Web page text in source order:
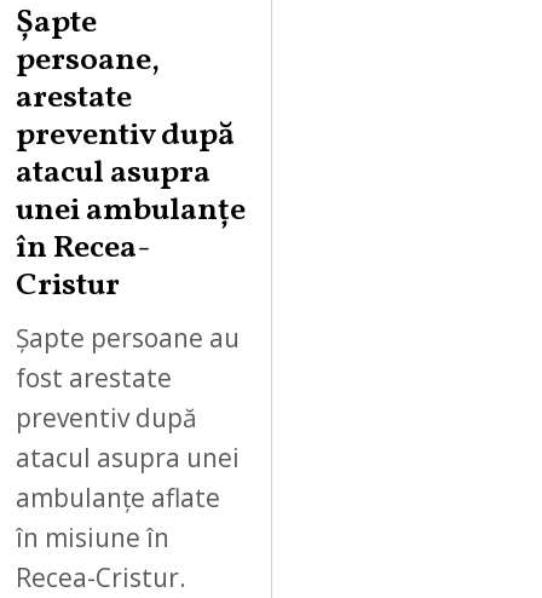
Șapte
persoane,
arestate
preventiv după
atacul asupra
unei ambulanțe
în Recea-
Cristur
Șapte persoane au
fost arestate
preventiv după
atacul asupra unei
ambulanțe aflate
în misiune în
Recea-Cristur.